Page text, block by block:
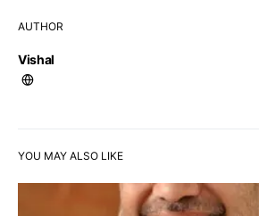
AUTHOR
Vishal
YOU MAY ALSO LIKE